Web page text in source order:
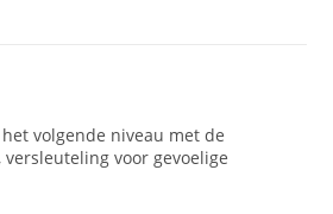
volgende niveau met de
voor gevoelige